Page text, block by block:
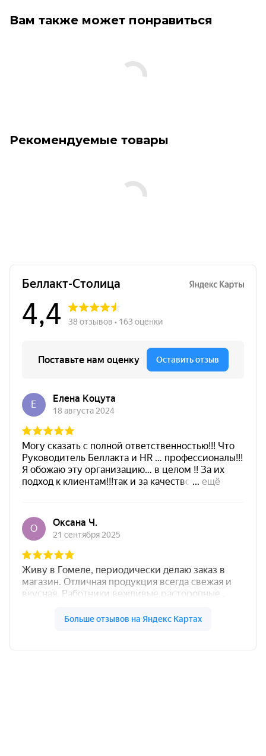
Вам также может понравиться
Рекомендуемые товары